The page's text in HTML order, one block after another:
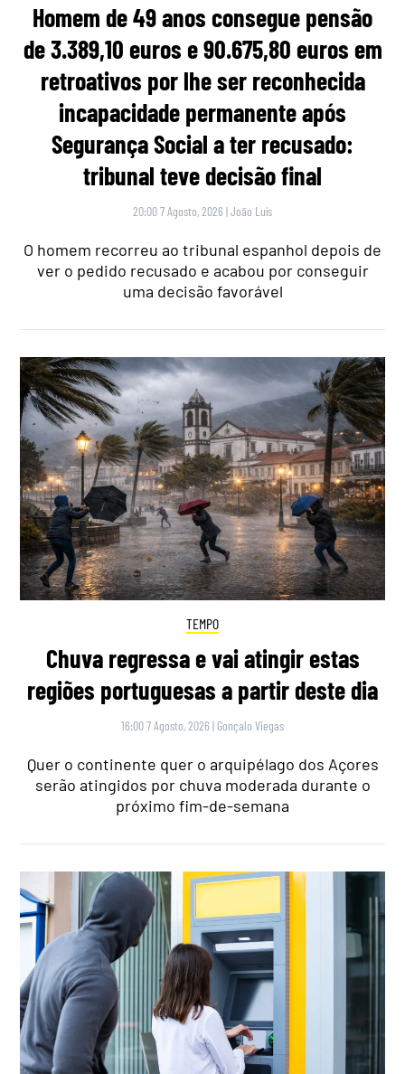
Homem de 49 anos consegue pensão
de 3.389,10 euros e 90.675,80 euros em
retroativos por lhe ser reconhecida
incapacidade permanente após
Segurança Social a ter recusado:
tribunal teve decisão final
20:00 7 Agosto, 2026 |João Luís
O homem recorreu ao tribunal espanhol depois de
ver o pedido recusado e acabou por conseguir
uma decisão favorável
TEMPO
Chuva regressa e vai atingir estas
regiões portuguesas a partir deste dia
16:00 7 Agosto, 2026 | Gonçalo Viegas
Quer o continente quer o arquipélago dos Açores
serão atingidos por chuva moderada durante o
próximo fim-de-semana